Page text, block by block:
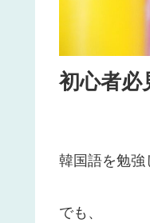
初心者必
韓国語を勉強
でも、